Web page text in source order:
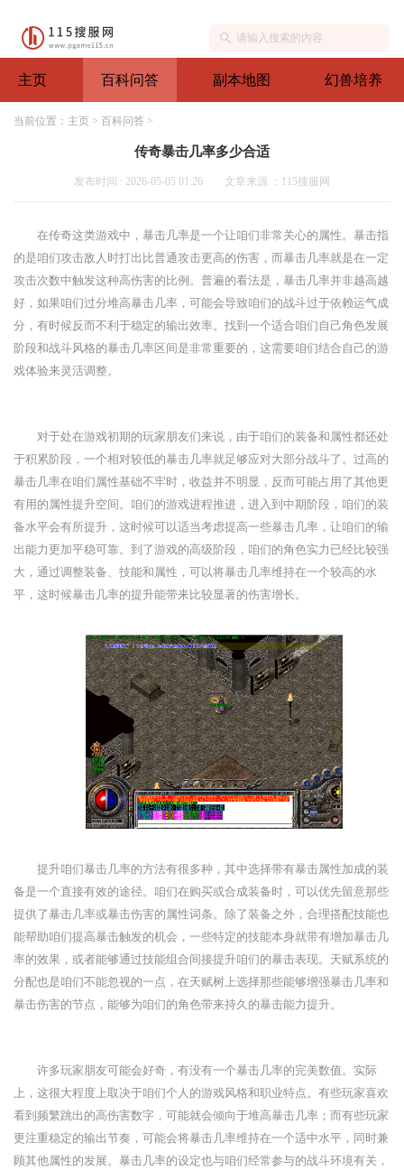
主页 百科问答 副本地图 幻兽培养
当前位置： 主页 > 百科问答 >
传奇暴击几率多少合适
发布时间 : 2026-05-05 01:26 文章来源 ：115搜服网
在传奇这类游戏中，暴击几率是一个让咱们非常关心的属性。暴击指
的是咱们攻击敌人时打出比普通攻击更高的伤害，而暴击几率就是在一定
攻击次数中触发这种高伤害的比例。普遍的看法是，暴击几率并非越高越
好，如果咱们过分堆高暴击几率，可能会导致咱们的战斗过于依赖运气成
分，有时候反而不利于稳定的输出效率。找到一个适合咱们自己角色发展
阶段和战斗风格的暴击几率区间是非常重要的，这需要咱们结合自己的游
戏体验来灵活调整。
对于处在游戏初期的玩家朋友们来说，由于咱们的装备和属性都还处
于积累阶段，一个相对较低的暴击几率就足够应对大部分战斗了。过高的
暴击几率在咱们属性基础不牢时，收益并不明显，反而可能占用了其他更
有用的属性提升空间。咱们的游戏进程推进，进入到中期阶段，咱们的装
备水平会有所提升，这时候可以适当考虑提高一些暴击几率，让咱们的输
出能力更加平稳可靠。到了游戏的高级阶段，咱们的角色实力已经比较强
大，通过调整装备、技能和属性，可以将暴击几率维持在一个较高的水
平，这时候暴击几率的提升能带来比较显著的伤害增长。
提升咱们暴击几率的方法有很多种，其中选择带有暴击属性加成的装
备是一个直接有效的途径。咱们在购买或合成装备时，可以优先留意那些
提供了暴击几率或暴击伤害的属性词条。除了装备之外，合理搭配技能也
能帮助咱们提高暴击触发的机会，一些特定的技能本身就带有增加暴击几
率的效果，或者能够通过技能组合间接提升咱们的暴击表现。天赋系统的
分配也是咱们不能忽视的一点，在天赋树上选择那些能够增强暴击几率和
暴击伤害的节点，能够为咱们的角色带来持久的暴击能力提升。
许多玩家朋友可能会好奇，有没有一个暴击几率的完美数值。实际
上，这很大程度上取决于咱们个人的游戏风格和职业特点。有些玩家喜欢
看到频繁跳出的高伤害数字，可能就会倾向于堆高暴击几率；而有些玩家
更注重稳定的输出节奏，可能会将暴击几率维持在一个适中水平，同时兼
顾其他属性的发展。暴击几率的设定也与咱们经常参与的战斗环境有关，